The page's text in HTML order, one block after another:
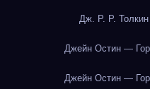
Дж. Р. Р.
Джейн Остин —
Джейн Остин —